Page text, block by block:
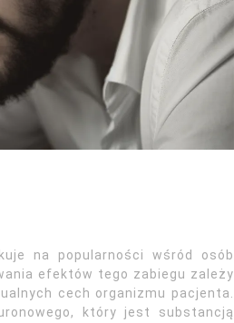
na popularności wśród osób
efektów tego zabiegu zależy
cech organizmu pacjenta.
który jest substancją